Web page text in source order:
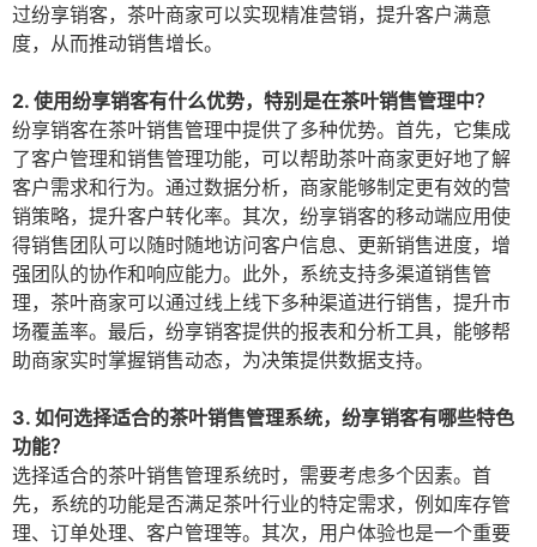
过纷享销客，茶叶商家可以实现精准营销，提升客户满意
度，从而推动销售增长。
2. 使用纷享销客有什么优势，特别是在茶叶销售管理中？
纷享销客在茶叶销售管理中提供了多种优势。首先，它集成
了客户管理和销售管理功能，可以帮助茶叶商家更好地了解
客户需求和行为。通过数据分析，商家能够制定更有效的营
销策略，提升客户转化率。其次，纷享销客的移动端应用使
得销售团队可以随时随地访问客户信息、更新销售进度，增
强团队的协作和响应能力。此外，系统支持多渠道销售管
理，茶叶商家可以通过线上线下多种渠道进行销售，提升市
场覆盖率。最后，纷享销客提供的报表和分析工具，能够帮
助商家实时掌握销售动态，为决策提供数据支持。
3. 如何选择适合的茶叶销售管理系统，纷享销客有哪些特色
功能？
选择适合的茶叶销售管理系统时，需要考虑多个因素。首
先，系统的功能是否满足茶叶行业的特定需求，例如库存管
理、订单处理、客户管理等。其次，用户体验也是一个重要